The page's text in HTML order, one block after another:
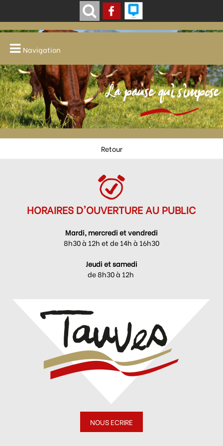
Navigation
La pause qui s'impose
Retour
HORAIRES D'OUVERTURE AU PUBLIC
Mardi, mercredi et vendredi
8h30 à 12h et de 14h à 16h30
Jeudi et samedi
de 8h30 à 12h
NOUS ECRIRE